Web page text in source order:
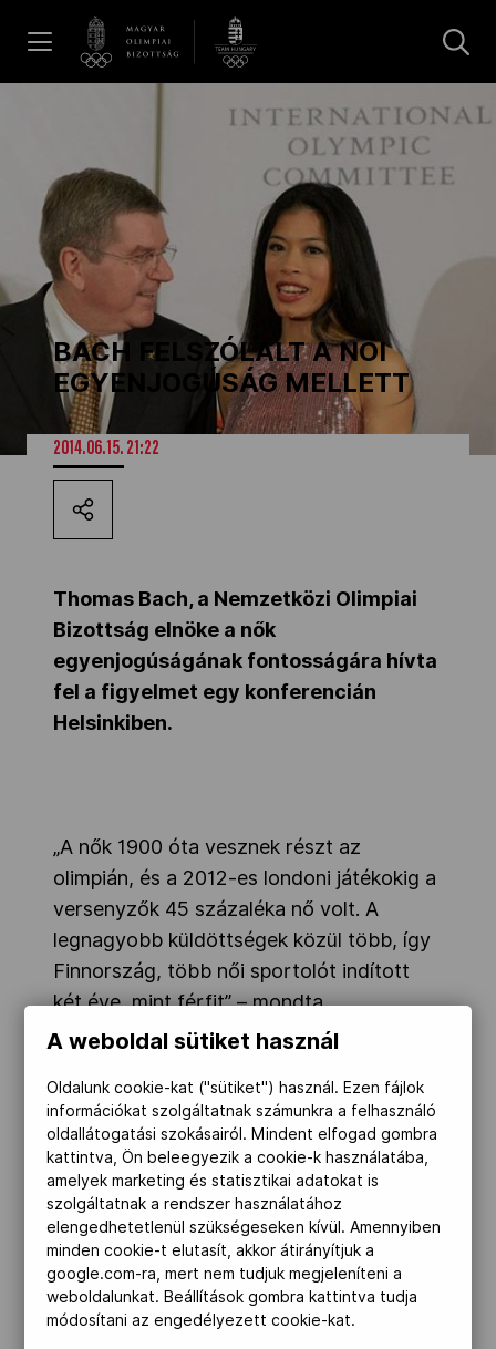
Galéria
Dakar 2026
Los Angeles 2028
MOB
Kettőskarrier-program
NOB
Társszervezetek
Adatbank
BACH FELSZÓLALT A NŐI
EGYENJOGÚSÁG MELLETT
2014.06.15. 21:22
Thomas Bach, a Nemzetközi Olimpiai
Bizottság elnöke a nők
egyenjogúságának fontosságára hívta
fel a figyelmet egy konferencián
Helsinkiben.
„A nők 1900 óta vesznek részt az
olimpián, és a 2012-es londoni játékokig a
versenyzők 45 százaléka nő volt. A
legnagyobb küldöttségek közül több, így
Finnország, több női sportolót indított
két éve, mint férfit” – mondta
felszólalásában a német sportvezető.
„A londoni olimpia nagyon fontos
mérföldkő volt annak a felismerésében,
hogy a nők mekkora szerepet játszanak a
világ sportjában.”
Thomas Bach a jövőre nézve reményét
fejezte ki, hogy a tendenciák
folytatódnak.
„A sport nagyon fontos eszköze annak,
A weboldal sütiket használ
Oldalunk cookie-kat ("sütiket") használ. Ezen fájlok
információkat szolgáltatnak számunkra a felhasználó
oldallátogatási szokásairól. Mindent elfogad gombra
kattintva, Ön beleegyezik a cookie-k használatába,
amelyek marketing és statisztikai adatokat is
szolgáltatnak a rendszer használatához
elengedhetetlenül szükségeseken kívül. Amennyiben
minden cookie-t elutasít, akkor átirányítjuk a
google.com-ra, mert nem tudjuk megjeleníteni a
weboldalunkat. Beállítások gombra kattintva tudja
módosítani az engedélyezett cookie-kat.